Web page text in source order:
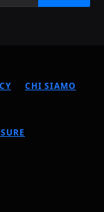
CHI SIAMO